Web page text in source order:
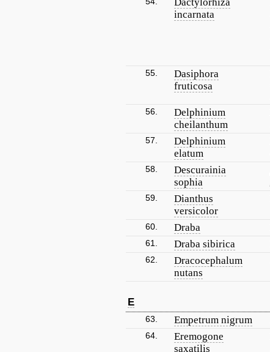
incarnata
55.
Dasiphora
fruticosa
56.
Delphinium
cheilanthum
57.
Delphinium
elatum
58.
Descurainia
sophia
59.
Dianthus
versicolor
60. Draba
61.
Draba sibirica
62.
Dracocephalum
nutans
E
63. Empetrum nigrum
64.
Eremogone
saxatilis